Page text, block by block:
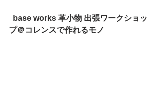
base works 革小物 出張ワークショッ
プ＠コレンスで作れるモノ